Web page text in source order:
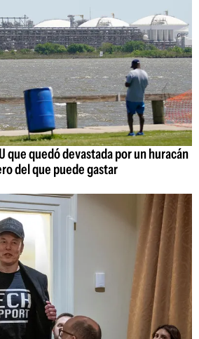
que quedó devastada por un huracán
del que puede gastar